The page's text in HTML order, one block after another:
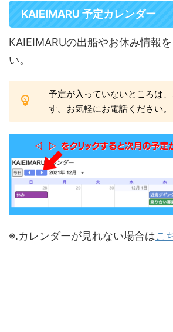
KAIEIMARU 予定カレンダー
KAIEIMARUの出船やお休み情報
い。
予定が入っていないところは
す。お気軽にお電話ください。
※.カレンダーが見れない場合はこ